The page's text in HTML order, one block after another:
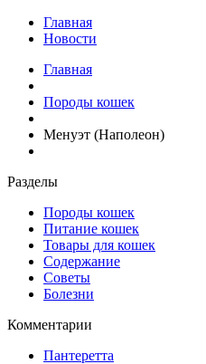
Главная
Новости
Главная
Породы кошек
Менуэт (Наполеон)
Разделы
Породы кошек
Питание кошек
Товары для кошек
Содержание
Советы
Болезни
Комментарии
Пантеретта